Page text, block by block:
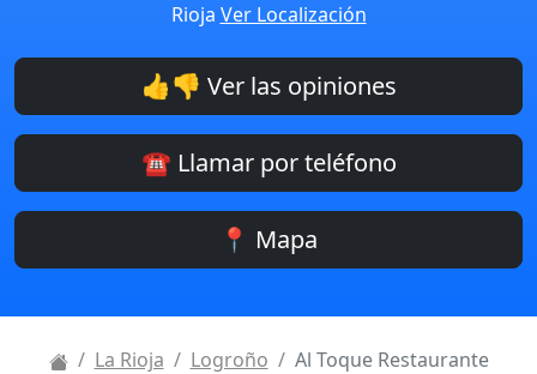
Rioja Ver Localización
👍👎 Ver las opiniones
☎️ Llamar por teléfono
📍 Mapa
La Rioja Logroño Al Toque Restaurante